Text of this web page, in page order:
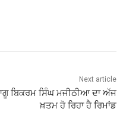
Next article
ਬਿਕਰਮ ਸਿੰਘ ਮਜੀਠੀਆ ਦਾ ਅੱਜ
ਖ਼ਤਮ ਹੋ ਰਿਹਾ ਹੈ ਰਿਮਾਂਡ